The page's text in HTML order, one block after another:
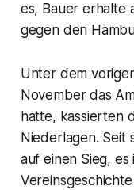
es, Bauer erhalte
gegen den
Unter dem
November das
hatte, kassierten
Niederlagen.
auf einen Sieg,